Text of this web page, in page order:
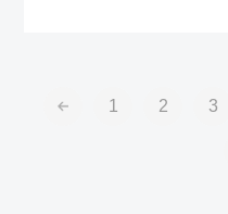
1 2 3